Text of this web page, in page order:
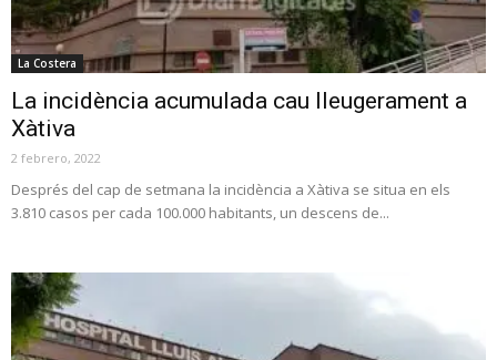
La Costera
La incidència acumulada cau lleugerament a
Xàtiva
2 febrero, 2022
Després del cap de setmana la incidència a Xàtiva se situa en els
3.810 casos per cada 100.000 habitants, un descens de...